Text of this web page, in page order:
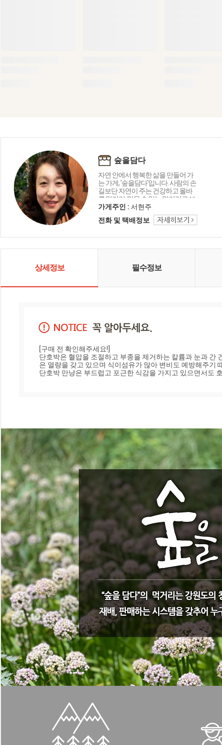
숲을담다
자연 안에서 행복한 삶을 만들어 가
는 가게, '숲을담다'입니다. 사람의 손
길보단 자연이 주는 건강하고 올바
른 먹거리, 믿을 수 있는 먹거리로 보
답하겠습니다.
가게주인 : 서현주
전화 및 택배정보
상세정보 필수정보
[구매 전 확인해주세요!]
단호박은 혈압을 조절하고 부종을 제거하는 칼륨과 눈과
은 열량을 갖고 있으며 식이섬유가 많아 변비도 예방해주기
단호박 만냥은 부드럽고 포근한 식감을 가지고 있으면서도